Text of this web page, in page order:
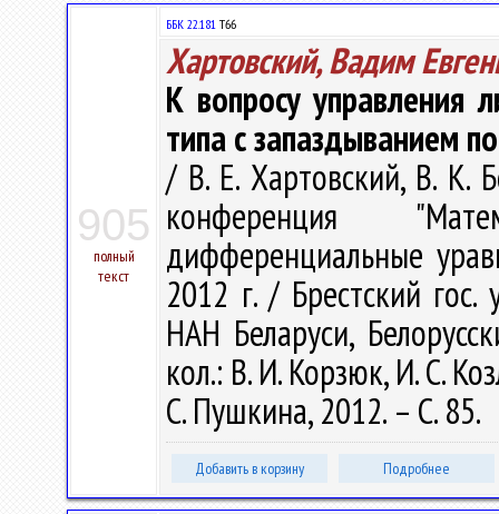
905
полный
текст
ББК 22.181 Т66
Хартовский, Вадим
К вопросу управления
типа с запаздыванием
/ В. Е. Хартовский, В. К.
конференция
дифференциальные
2012 г. / Брестский
НАН Беларуси,
кол.: В. И. Корзюк, И. С.
С. Пушкина, 2012. – С. 85.
Добавить в корзину Подробнее